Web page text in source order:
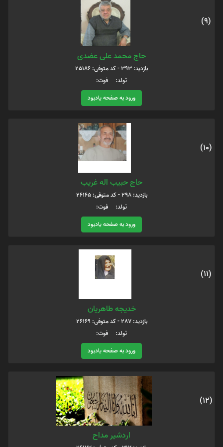
(9)
حاج محمد علی عضدی
بازدید: 393 - کد متوفی: 25186
تولد: فوت:
ورود به صفحه یادبود
(10)
حاج حبیب اله غریب
بازدید: 298 - کد متوفی: 26165
تولد: فوت:
ورود به صفحه یادبود
(11)
خدیجه طاهریان
بازدید: 287 - کد متوفی: 26169
تولد: فوت:
ورود به صفحه یادبود
(12)
اردشیر مداح